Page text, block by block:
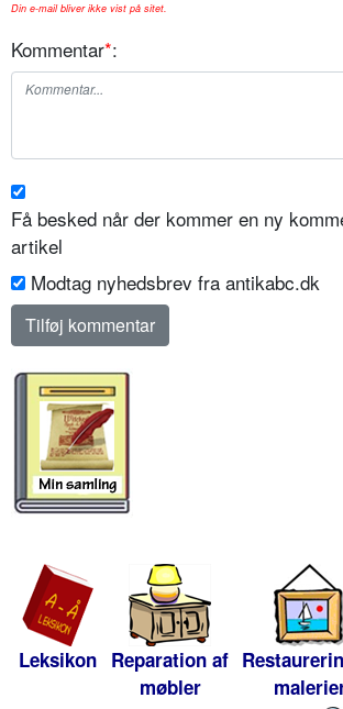
Din e-mail bliver ikke vist på sitet.
Kommentar*:
Få besked når der kommer en ny
artikel
Modtag nyhedsbrev fra antikabc.dk
Leksikon Reparation af
møbler